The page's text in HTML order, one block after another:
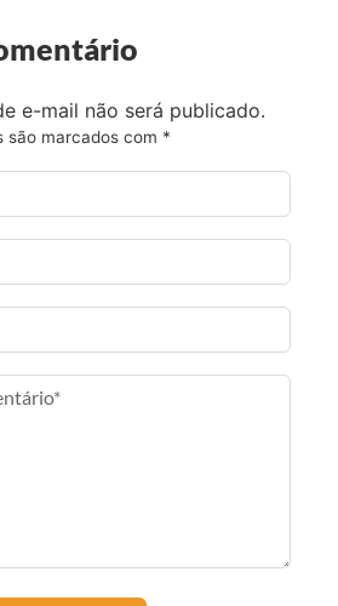
e-mail não será publicado.
são marcados com *